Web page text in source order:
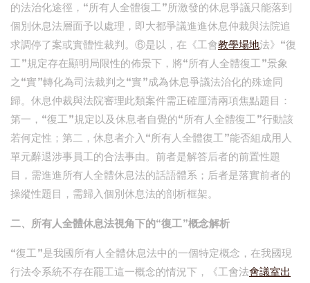
的法治化途徑，“所有人全體復工”所激發的休息爭議只能落到
個別休息法層面予以處理，即大都爭議進進休息仲裁與法院追
求調停了案或實體性裁判。⑥是以，在《工會教學場地法》“復
工”規定存在顯明局限性的佈景下，將“所有人全體復工”景象
之“實”轉化為司法裁判之“實”成為休息爭議法治化的殊途同
歸。休息仲裁與法院審理此類案件需正確厘清兩項焦點題目：
第一，“復工”規定以及休息者自覺的“所有人全體復工”行動該
若何定性；第二，休息者介入“所有人全體復工”能否組成用人
單元辭退涉事員工的合法事由。前者是解答后者的前置性題
目，需進進所有人全體休息法的話語體系；后者是落實前者的
操縱性題目，需歸入個別休息法的剖析框架。
二、所有人全體休息法視角下的“復工”概念解析
“復工”是我國所有人全體休息法中的一個特定概念，在我國現
行法令系統不存在罷工這一概念的情況下，《工會法會議室出